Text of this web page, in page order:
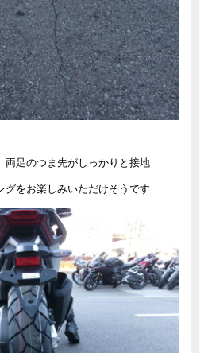
足のつま先がしっかりと接地
グをお楽しみいただけそうです